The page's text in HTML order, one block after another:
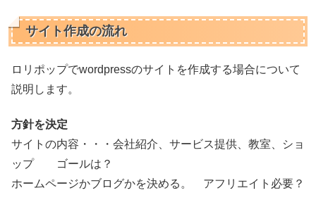
サイト作成の流れ
ロリポップでwordpressのサイトを作成する場合について
説明します。
方針を決定
サイトの内容・・・会社紹介、サービス提供、教室、ショ
ップ ゴールは？
ホームページかブログかを決める。 アフリエイト必要？